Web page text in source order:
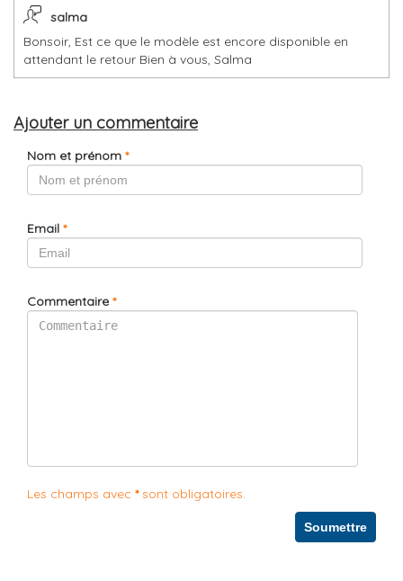
salma
Bonsoir, Est ce que le modèle est encore disponible en
attendant le retour Bien à vous, Salma
Ajouter un commentaire
Nom et prénom *
Email *
Commentaire *
Les champs avec *sont obligatoires.
Soumettre